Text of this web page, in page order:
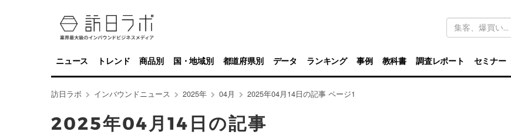
キ
ワ
ド
検
索
ニュース トレンド 商品別 国・地域別 都道府県別 データ ランキング 事例 教科書 調査レポート セミナー
訪日ラボ インバウンドニュース 2025年 04月 2025年04月14日の記事 ページ1
2025年04月14日の記事